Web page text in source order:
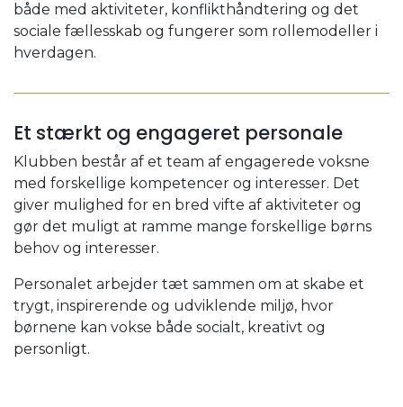
både med aktiviteter, konflikthåndtering og det
sociale fællesskab og fungerer som rollemodeller i
hverdagen.
Et stærkt og engageret personale
Klubben består af et team af engagerede voksne
med forskellige kompetencer og interesser. Det
giver mulighed for en bred vifte af aktiviteter og
gør det muligt at ramme mange forskellige børns
behov og interesser.
Personalet arbejder tæt sammen om at skabe et
trygt, inspirerende og udviklende miljø, hvor
børnene kan vokse både socialt, kreativt og
personligt.